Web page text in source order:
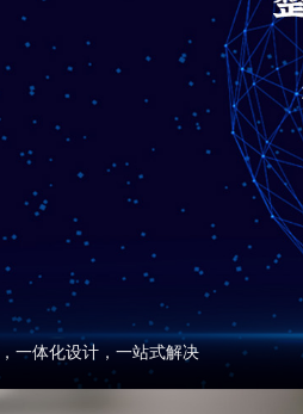
一体化设计，一站式解决